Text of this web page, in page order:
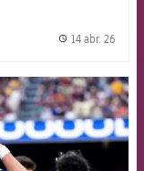
14 abr. 26
badge